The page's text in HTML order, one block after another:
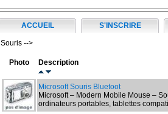
ACCUEIL S'INSCRIRE
Souris -->
Photo Description
Microsoft Souris Bluetoot
Microsoft – Modern Mobile Mouse –
ordinateurs portables, tablettes